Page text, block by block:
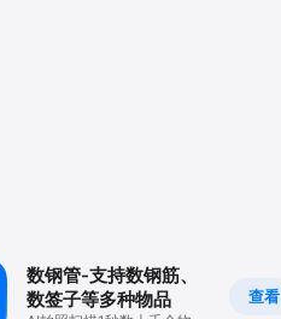
查看
数钢管-支持数钢筋、
数签子等多种物品